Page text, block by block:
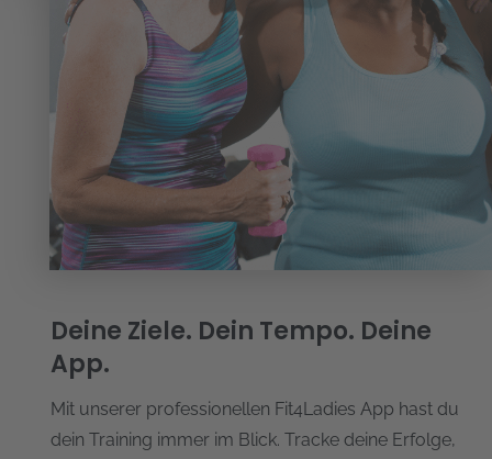
Deine Ziele. Dein Tempo. Deine
App.
Mit unserer professionellen Fit4Ladies App hast du
dein Training immer im Blick. Tracke deine Erfolge,